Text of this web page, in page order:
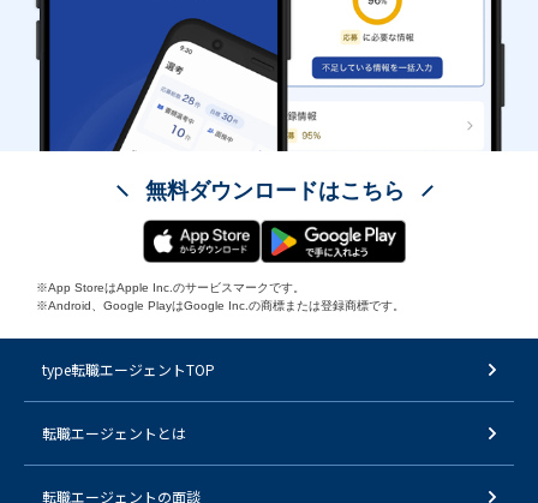
無料ダウンロードはこちら
※App StoreはApple Inc.のサービスマークです。
※Android、Google PlayはGoogle Inc.の商標または登録商標です。
type転職エージェントTOP
転職エージェントとは
転職エージェントの面談